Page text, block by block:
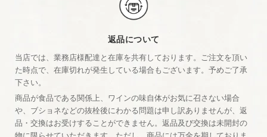
返品について
当店では、業務店様配達と在庫を共有しております。ご注文を頂い
た時点で、在庫切れが発生している場合もございます。予めご了承
下さい。
商品が食品である関係上、ワインの味自体がお気に召さない場合
や、ブショネなどの抜栓後にわかる問題は申し訳ありませんが、返
品・交換はお受けすることができません。返品及び交換は未開封の